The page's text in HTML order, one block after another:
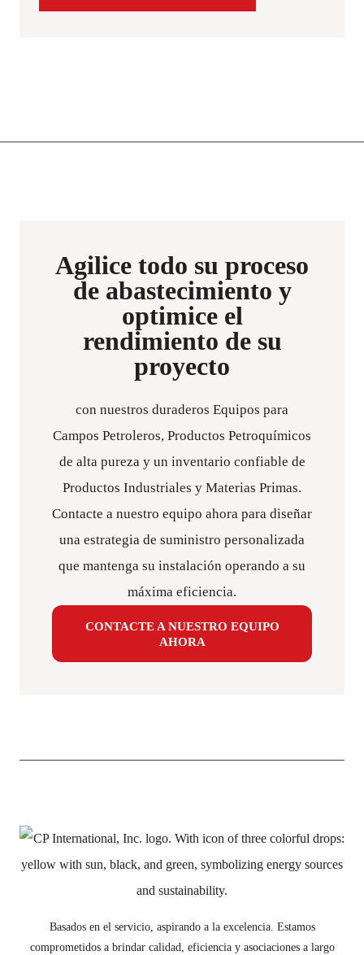
Agilice todo su proceso
de abastecimiento y
optimice el
rendimiento de su
proyecto
con nuestros duraderos Equipos para
Campos Petroleros, Productos Petroquímicos
de alta pureza y un inventario confiable de
Productos Industriales y Materias Primas.
Contacte a nuestro equipo ahora para diseñar
una estrategia de suministro personalizada
que mantenga su instalación operando a su
máxima eficiencia.
CONTACTE A NUESTRO EQUIPO
AHORA
Basados en el servicio, aspirando a la excelencia. Estamos
comprometidos a brindar calidad, eficiencia y asociaciones a largo